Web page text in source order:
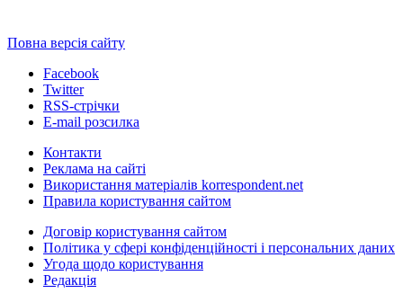
Повна версія сайту
Facebook
Twitter
RSS-стрічки
E-mail розсилка
Контакти
Реклама на сайті
Використання матеріалів korrespondent.net
Правила користування сайтом
Договір користування сайтом
Політика у сфері конфіденційності і персональних даних
Угода щодо користування
Редакція